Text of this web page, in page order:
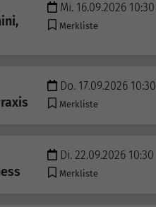
Mi. 16.09.2026 10:30
Merkliste
Do. 17.09.2026 10:30
Merkliste
Di. 22.09.2026 10:30
Merkliste